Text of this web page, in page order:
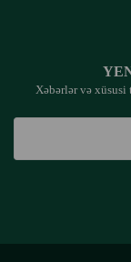
Xəbərlər və xüsusi